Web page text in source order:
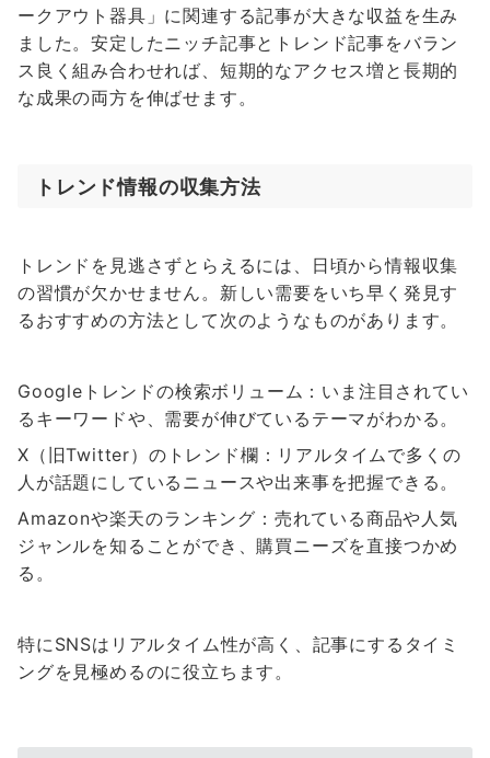
ークアウト器具」に関連する記事が大きな収益を生み
ました。安定したニッチ記事とトレンド記事をバラン
ス良く組み合わせれば、短期的なアクセス増と長期的
な成果の両方を伸ばせます。
トレンド情報の収集方法
トレンドを見逃さずとらえるには、日頃から情報収集
の習慣が欠かせません。新しい需要をいち早く発見す
るおすすめの方法として次のようなものがあります。
Googleトレンドの検索ボリューム：いま注目されてい
るキーワードや、需要が伸びているテーマがわかる。
X（旧Twitter）のトレンド欄：リアルタイムで多くの
人が話題にしているニュースや出来事を把握できる。
Amazonや楽天のランキング：売れている商品や人気
ジャンルを知ることができ、購買ニーズを直接つかめ
る。
特にSNSはリアルタイム性が高く、記事にするタイミ
ングを見極めるのに役立ちます。